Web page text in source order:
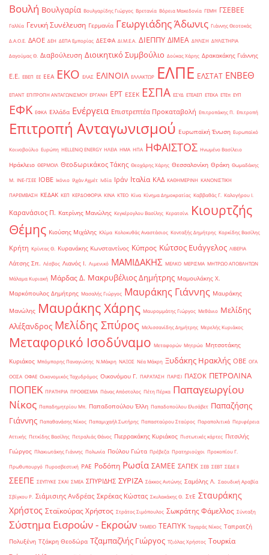
Βουλή Βουλγαρία Βουλγαρίδης Γιώργος Βρετανία Βόρεια Μακεδονία ΓΕΜΗ ΓΣΕΒΕΕ
Γαλλία Γενική Συνέλευση Γερμανία Γεωργιάδης Άδωνις Γιάννης Θεοτοκάς
Δ.Α.Ο.Ε. ΔΑΟΕ ΔΕΗ ΔΕΠΑ Εμπορίας ΔΕΣΦΑ ΔΙ.Μ.Ε.Α. ΔΙΕΠΠΥ ΔΙΜΕΑ ΔΙΥΛΙΣΗ ΔΙΥΛΙΣΤΗΡΙΑ
Δαγούμας Θ. Διαβούλευση Διοικητικό Συμβούλιο Δούκας Χάρης Δρακακάκης Γιάννης
Ε.Ε. ΕΒΕΠ ΕΕ ΕΕΑ ΕΚΟ ΕΛΑΣ ΕΛΙΝΟΙΛ ΕΛΛΑΚΤΩΡ ΕΛΠΕ ΕΛΣΤΑΤ ΕΝΒΕΘ
ΕΠΑΝΤ ΕΠΙΤΡΟΠΗ ΑΝΤΑΓΩΝΙΣΜΟΥ ΕΡΓΑΝΗ ΕΡΤ ΕΣΕΚ ΕΣΠΑ ΕΣΥΔ ΕΤΕΑΕΠ ΕΤΕΚΑ ΕΤΕπ ΕΥΠ
ΕΦΚ ΕΦΚΑ Ελλάδα Ενέργεια Επιστρεπτέα Προκαταβολή Επιτροπάκης Π. Επιτροπή
Επιτροπή Ανταγωνισμού Ευρωπαϊκή Ένωση Ευρωπαϊκό
Κοινοβούλιο Ευρώπη ΗELLENiQ ENERGY ΗΛΕΙΑ ΗΜΑ ΗΠΑ ΗΦΑΙΣΤΟΣ Ηνωμένο Βασίλειο
Ηράκλειο ΘΕΡΜΟΙΛ Θεοδωρικάκος Τάκης Θεοχάρης Χάρης Θεσσαλονίκη Θράκη Θωμαδάκης
Μ. ΙΝΕ-ΓΣΕΕ ΙΟΒΕ Ικόνιο Ιλχάν Αχμέτ Ινδία Ιράν Ιταλία ΚΑΔ ΚΑΘΗΜΕΡΙΝΗ ΚΑΝΟΝΙΣΤΙΚΗ
ΠΑΡΕΜΒΑΣΗ ΚΕΔΑΚ ΚΕΠ ΚΕΡΔΟΦΟΡΙΑ ΚΙΝΑ ΚΤΕΟ Κίνα Κίνημα Δημοκρατίας Καββαθάς Γ. Καλογήρου Ι.
Καρανάσιος Π. Κατρίνης Μανώλης Κεγκέρογλου Βασίλης Κερατσίνι
Κιουρτζής
Θέμης Κιούσης Μιχάλης Κλίμα Κολοκυθάς Αναστάσιος Κονταξής Δημήτρης Κορκίδης Βασίλης
Κρήτη Κρίντας Θ. Κυρανάκης Κωνσταντίνος Κύπρος Κώτσος Ευάγγελος ΛΙΒΕΡΙΑ
Λάτσης Σπ. Λέσβος Λιανός Ι. Λιμενικό ΜΑΜΙΔΑΚΗΣ ΜΕΛΚΟ ΜΕΡΙΣΜΑ ΜΗΤΡΩΟ ΑΠΟΒΛΗΤΩΝ
Μάλαμα Κυριακή Μάρδας Δ. Μακρυβέλιος Δημήτρης Μαμουλάκης Χ.
Μαρκόπουλος Δημήτρης Μασαλής Γιώργος Μαυράκης Γιάννης Μαυράκης
Μανώλης Μαυράκης Χάρης Μαυρομμάτης Γιώργος Μεθάνιο Μελίδης
Αλέξανδρος Μελίδης Σπύρος Μελισσανίδης Δημήτρης Μερελής Κυριάκος
Μεταφορικό Ισοδύναμο Μεταφορών Μητρώο Μητσοτάκης
Κυριάκος Μπόμπορης Παναγιώτης Ν.Μάκρη ΝΑΞΟΣ Νέα Μάκρη Ξυδάκης Ηρακλής ΟΒΕ ΟΓΑ
ΟΟΣΑ ΟΦΑΕ Οικονομικός Ταχυδρόμος Οικονόμου Γ. ΠΑΡΑΤΑΣΗ ΠΑΡΙΣΙ ΠΑΣΟΚ ΠΕΤΡΟΛΙΝΑ
ΠΟΠΕΚ ΠΡΑΤΗΡΙΑ ΠΡΟΘΕΣΜΙΑ Πάνας Απόστολος Πέτη Πέρκα Παπαγεωργίου
Νίκος Παπαδημητρίου Μπ. Παπαδοπούλου Έλλη Παπαδοπούλου Ελισάβετ Παπαζήσης
Γιάννης Παπαθανάσης Νίκος Παπαμιχαήλ Σωτήρης Παπασταύρου Σταύρος Παραπολιτικά Περιφέρεια
Αττικής Πετκίδης Βασίλης Πετραλιάς Θάνος Πιερρακάκης Κυριάκος Πιστωτικές κάρτες Πιτσιλής
Γιώργος Πλακιωτάκης Γιάννης Πολωνία Πούλου Γιώτα Πρέβεζα Πρατηριούχοι Προκοπίου Γ.
Πρωθυπουργό Πυροσβεστική ΡΑΕ Ροδόπη Ρωσία ΣΑΜΕΕ ΣΑΠΕΚ ΣΕΒ ΣΕΒΤ ΣΕΔΕ ΙΙ
ΣΕΕΠΕ ΣΕΥΠΥΚΕ ΣΚΑΙ ΣΜΕΑ ΣΠΥΡΙΔΗΣ ΣΥΡΙΖΑ Σάκκος Αντώνης Σαμόλης Λ. Σαουδική Αραβία
Σβίγκου Ρ. Σιάμισιης Ανδρέας Σκρέκας Κώστας Σκυλακάκης Θ. ΣτΕ Σταυράκης
Χρήστος Σταϊκούρας Χρήστος Στράτος Σιμόπουλος Σωκράτης Φάμελλος Σύνταξη
Σύστημα Εισροών - Εκροών ΤΑΜΕΙΟ ΤΕΑΠΥΚ Ταγαράς Νίκος Ταπρατζή
Πολυξένη Τζάκρη Θεοδώρα Τζαμπαζλής Γιώργος Τζιόλας Χρήστος Τουρκία